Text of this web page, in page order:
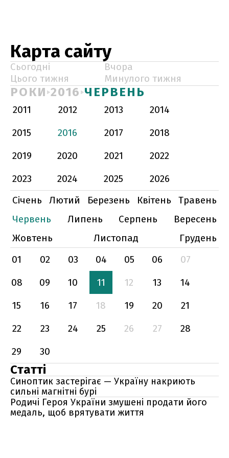
Карта сайту
Сьогодні
Вчора
Цього тижня
Минулого тижня
РОКИ 2016 ЧЕРВЕНЬ
2011 2012 2013
2014
2015
2016 2017
2018
2019
2020 2021
2022
2023
2024 2025
2026
Січень
Лютий Березень Квітень
Травень
Червень
Липень Серпень
Вересень
Жовтень
Листопад
Грудень
01
02 03 04 05 06
07
08
09 10 11 12 13
14
15
16 17 18 19 20
21
22
23 24 25 26 27
28
29
30
Статті
Синоптик застерігає — Україну накриють
сильні магнітні бурі
Родичі Героя України змушені продати його
медаль, щоб врятувати життя